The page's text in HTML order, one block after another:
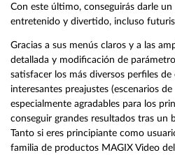
Con este último, conseguirás darle
entretenido y divertido, incluso
Gracias a sus menús claros y a las
detallada y modificación de
satisfacer los más diversos perfiles de
interesantes preajustes (escenarios
especialmente agradables para los
conseguir grandes resultados tras un
Tanto si eres principiante como
familia de productos MAGIX Video